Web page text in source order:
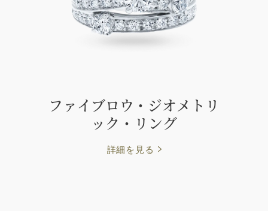
ファイブロウ・ジオメトリ
ック・リング
詳細を見る